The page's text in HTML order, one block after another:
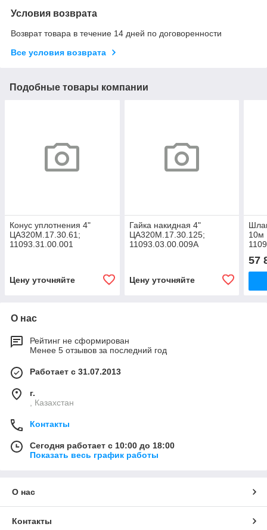
Условия возврата
Возврат товара в течение 14 дней по договоренности
Все условия возврата
Подобные товары компании
Конус уплотнения 4"
ЦА320М.17.30.61;
11093.31.00.001
Цену уточняйте
Гайка накидная 4"
ЦА320М.17.30.125;
11093.03.00.009А
Цену уточняйте
10м
57
О нас
Рейтинг не сформирован
Менее 5 отзывов за последний год
Работает с 31.07.2013
г.
, Казахстан
Контакты
Сегодня работает с 10:00 до 18:00
Показать весь график работы
О нас
Контакты